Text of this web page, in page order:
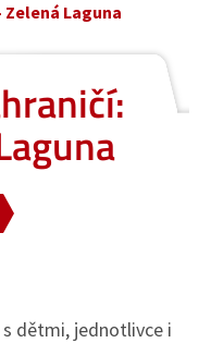
Laguna
dětmi, jednotlivce i